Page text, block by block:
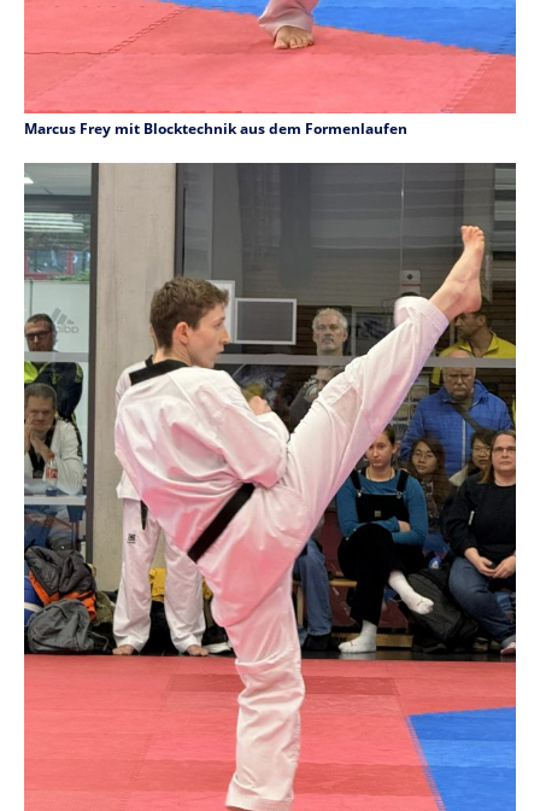
Marcus Frey mit Blocktechnik aus dem Formenlaufen